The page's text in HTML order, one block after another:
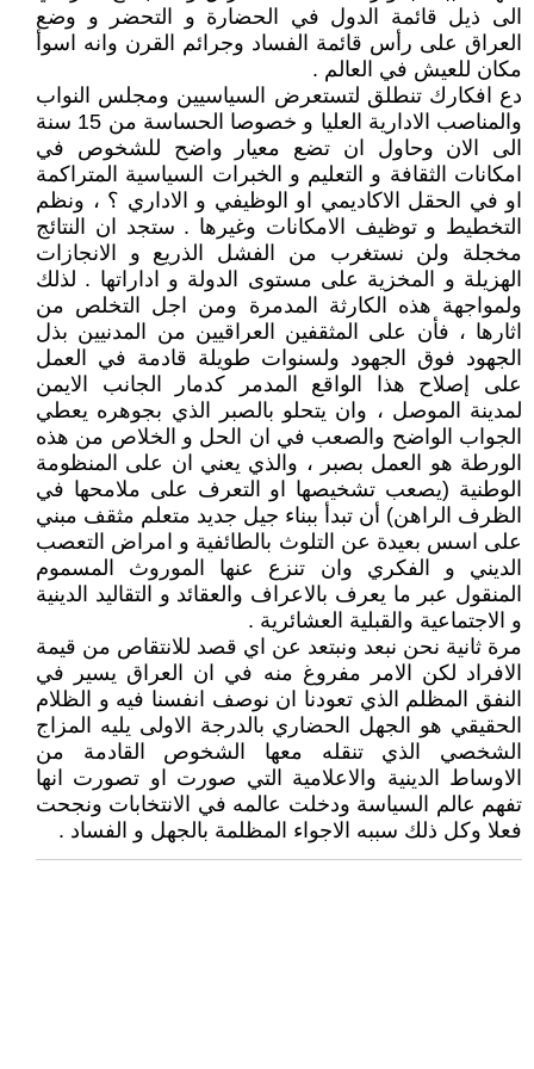
الى ذيل قائمة الدول في الحضارة و التحضر و وضع
العراق على رأس قائمة الفساد وجرائم القرن وانه اسوأ
مكان للعيش في العالم .
دع افكارك تنطلق لتستعرض السياسيين ومجلس النواب
والمناصب الادارية العليا و خصوصا الحساسة من 15 سنة
الى الان وحاول ان تضع معيار واضح للشخوص في
امكانات الثقافة و التعليم و الخبرات السياسية المتراكمة
او في الحقل الاكاديمي او الوظيفي و الاداري ؟ ، ونظم
التخطيط و توظيف الامكانات وغيرها . ستجد ان النتائج
مخجلة ولن نستغرب من الفشل الذريع و الانجازات
الهزيلة و المخزية على مستوى الدولة و اداراتها . لذلك
ولمواجهة هذه الكارثة المدمرة ومن اجل التخلص من
اثارها ، فأن على المثقفين العراقيين من المدنيين بذل
الجهود فوق الجهود ولسنوات طويلة قادمة في العمل
على إصلاح هذا الواقع المدمر كدمار الجانب الايمن
لمدينة الموصل ، وان يتحلو بالصبر الذي بجوهره يعطي
الجواب الواضح والصعب في ان الحل و الخلاص من هذه
الورطة هو العمل بصبر ، والذي يعني ان على المنظومة
الوطنية (يصعب تشخيصها او التعرف على ملامحها في
الظرف الراهن) أن تبدأ ببناء جيل جديد متعلم مثقف مبني
على اسس بعيدة عن التلوث بالطائفية و امراض التعصب
الديني و الفكري وان تنزع عنها الموروث المسموم
المنقول عبر ما يعرف بالاعراف والعقائد و التقاليد الدينية
و الاجتماعية والقبلية العشائرية .
مرة ثانية نحن نبعد ونبتعد عن اي قصد للانتقاص من قيمة
الافراد لكن الامر مفروغ منه في ان العراق يسير في
النفق المظلم الذي تعودنا ان نوصف انفسنا فيه و الظلام
الحقيقي هو الجهل الحضاري بالدرجة الاولى يليه المزاج
الشخصي الذي تنقله معها الشخوص القادمة من
الاوساط الدينية والاعلامية التي صورت او تصورت انها
تفهم عالم السياسة ودخلت عالمه في الانتخابات ونجحت
فعلا وكل ذلك سببه الاجواء المظلمة بالجهل و الفساد .